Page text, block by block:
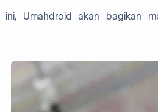
ini, Umahdroid akan bagikan